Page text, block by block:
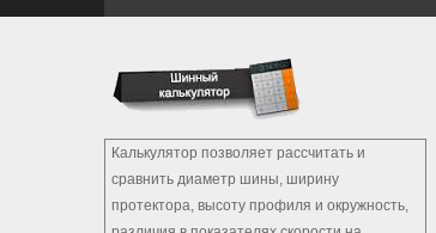
Калькулятор позволяет рассчитать и
сравнить диаметр шины, ширину
протектора, высоту профиля и окружность,